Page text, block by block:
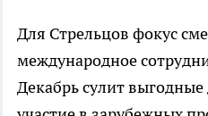
Для Стрельцов фокус
международное
Декабрь сулит